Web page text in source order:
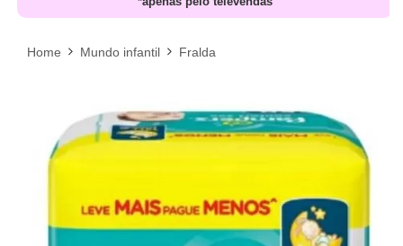
MAIS RESULTADOS
Home Mundo infantil Fralda